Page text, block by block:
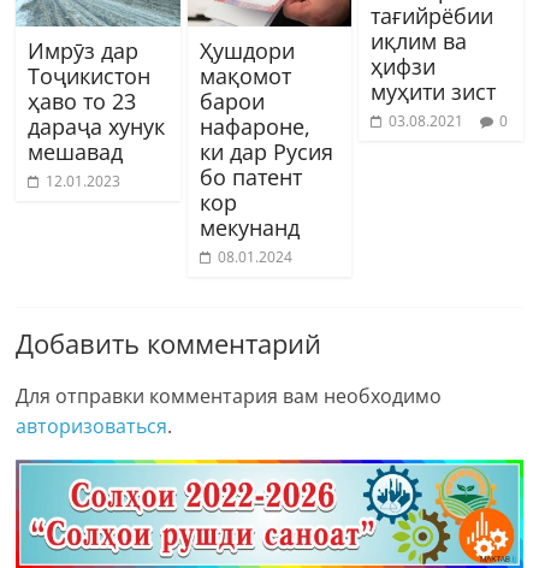
Имрӯз дар
Тоҷикистон
ҳаво то 23
дараҷа хунук
мешавад
12.01.2023
Ҳушдори
мақомот
барои
нафароне,
ки дар Русия
бо патент
кор
мекунанд
08.01.2024
тағийрёбии
иқлим ва
ҳифзи
муҳити зист
03.08.2021 0
Добавить комментарий
Для отправки комментария вам необходимо
авторизоваться.